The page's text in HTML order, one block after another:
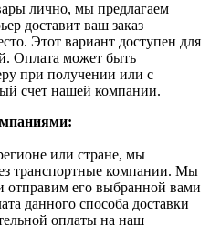
лично, мы предлагаем
доставит ваш заказ
Этот вариант доступен для
Оплата может быть
при получении или с
счет нашей компании.
или стране, мы
транспортные компании. Мы
отправим его выбранной вами
данного способа доставки
оплаты на наш